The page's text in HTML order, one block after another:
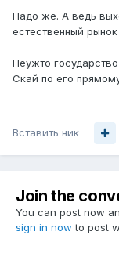
Надо же. А ведь
естественный
Неужто
Скай по его
Вставить ник
Join the
You can post now
sign in now to post